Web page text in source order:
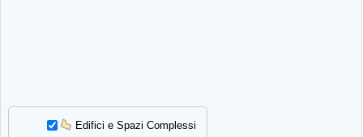
Edifici e Spazi Complessi